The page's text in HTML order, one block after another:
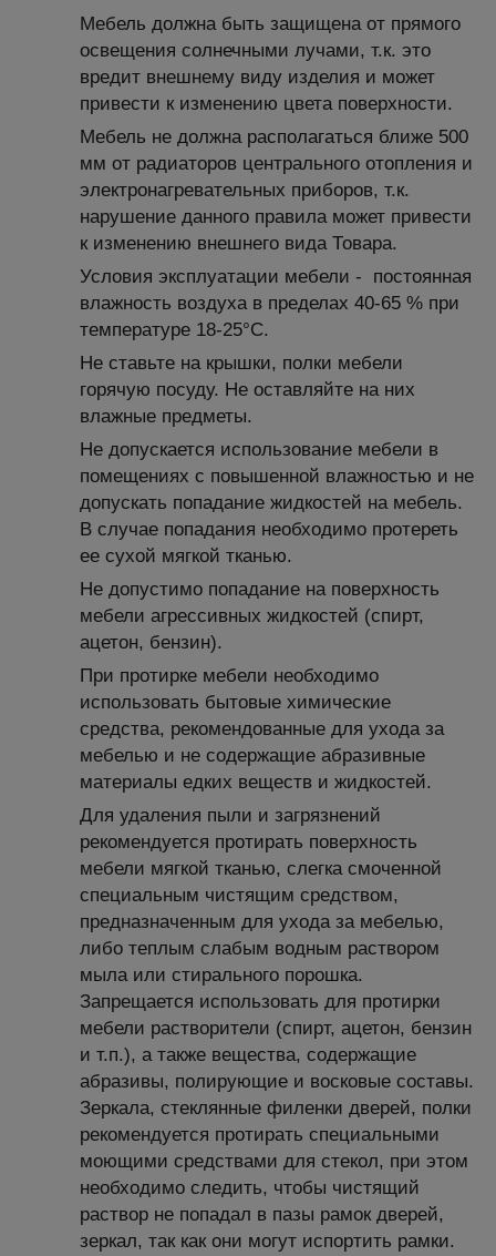
Мебель должна быть защищена от прямого
освещения солнечными лучами, т.к. это
вредит внешнему виду изделия и может
привести к изменению цвета поверхности.
Мебель не должна располагаться ближе 500
мм от радиаторов центрального отопления и
электронагревательных приборов, т.к.
нарушение данного правила может привести
к изменению внешнего вида Товара.
Условия эксплуатации мебели - постоянная
влажность воздуха в пределах 40-65 % при
температуре 18-25°С.
Не ставьте на крышки, полки мебели
горячую посуду. Не оставляйте на них
влажные предметы.
Не допускается использование мебели в
помещениях с повышенной влажностью и не
допускать попадание жидкостей на мебель.
В случае попадания необходимо протереть
ее сухой мягкой тканью.
Не допустимо попадание на поверхность
мебели агрессивных жидкостей (спирт,
ацетон, бензин).
При протирке мебели необходимо
использовать бытовые химические
средства, рекомендованные для ухода за
мебелью и не содержащие абразивные
материалы едких веществ и жидкостей.
Для удаления пыли и загрязнений
рекомендуется протирать поверхность
мебели мягкой тканью, слегка смоченной
специальным чистящим средством,
предназначенным для ухода за мебелью,
либо теплым слабым водным раствором
мыла или стирального порошка.
Запрещается использовать для протирки
мебели растворители (спирт, ацетон, бензин
и т.п.), а также вещества, содержащие
абразивы, полирующие и восковые составы.
Зеркала, стеклянные филенки дверей, полки
рекомендуется протирать специальными
моющими средствами для стекол, при этом
необходимо следить, чтобы чистящий
раствор не попадал в пазы рамок дверей,
зеркал, так как они могут испортить рамки.